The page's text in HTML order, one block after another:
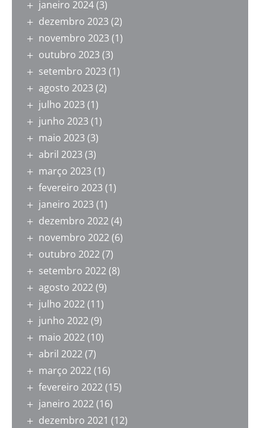
janeiro 2024(3)
dezembro 2023 (2)
novembro 2023 (1)
outubro 2023 (3)
setembro 2023 (1)
agosto 2023 (2)
julho 2023 (1)
junho 2023 (1)
maio 2023 (3)
abril 2023 (3)
março 2023 (1)
fevereiro 2023 (1)
janeiro 2023 (1)
dezembro 2022(4)
novembro 2022(6)
outubro 2022(7)
setembro 2022(8)
agosto 2022(9)
julho 2022(11)
junho 2022(9)
maio 2022(10)
abril 2022(7)
março 2022(16)
fevereiro 2022(15)
janeiro 2022(16)
dezembro 2021 (12)